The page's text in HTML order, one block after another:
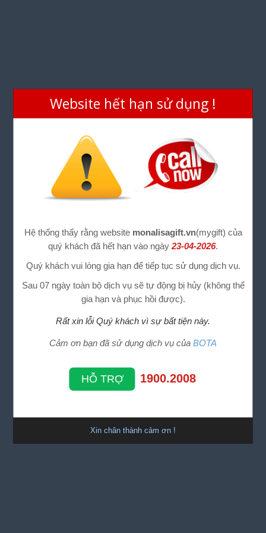
Website hết hạn sử dụng !
Hệ thống thấy rằng website monalisagift.vn(mygift) của
quý khách đã hết hạn vào ngày 23-04-2026.
Quý khách vui lòng gia hạn để tiếp tục sử dụng dịch vụ.
Sau 07 ngày toàn bộ dịch vụ sẽ tự động bị hủy (không thể
gia hạn và phục hồi được).
Rất xin lỗi Quý khách vì sự bất tiện này.
Cảm ơn bạn đã sử dụng dịch vụ của BOTA
HỖ TRỢ 1900.2008
Xin chân thành cảm ơn !